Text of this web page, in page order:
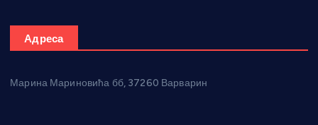
Адреса
Марина Мариновића бб, 37260 Варварин